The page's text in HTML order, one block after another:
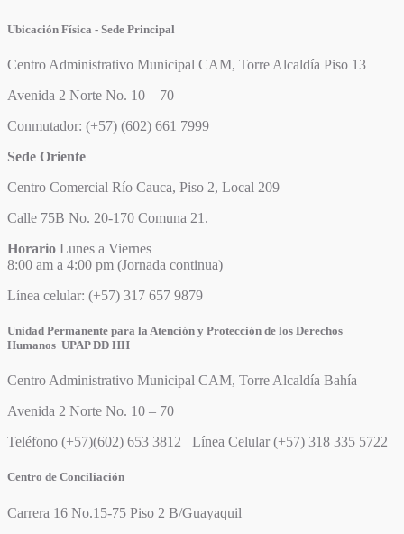
Ubicación Física - Sede Principal
Centro Administrativo Municipal CAM, Torre Alcaldía Piso 13
Avenida 2 Norte No. 10 – 70
Conmutador: (+57) (602) 661 7999
Sede Oriente
Centro Comercial Río Cauca, Piso 2, Local 209
Calle 75B No. 20-170 Comuna 21.
Horario Lunes a Viernes
8:00 am a 4:00 pm (Jornada continua)
Línea celular: (+57) 317 657 9879
Unidad Permanente para la Atención y Protección de los Derechos
Humanos UPAP DD HH
Centro Administrativo Municipal CAM, Torre Alcaldía Bahía
Avenida 2 Norte No. 10 – 70
Teléfono (+57)(602) 653 3812 Línea Celular (+57) 318 335 5722
Centro de Conciliación
Carrera 16 No.15-75 Piso 2 B/Guayaquil